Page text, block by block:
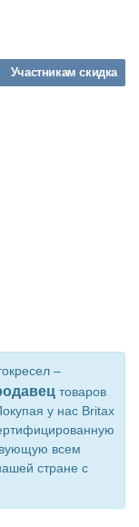
Участникамскидка
–
товаров
у нас Britax
всем
стране с